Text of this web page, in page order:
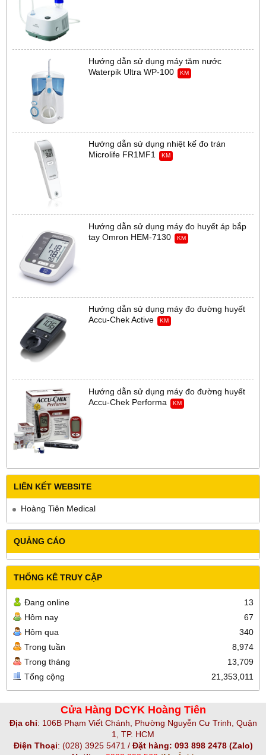
Hướng dẫn sử dụng máy tăm nước
Waterpik Ultra WP-100
KM
Hướng dẫn sử dụng nhiệt kế đo trán
Microlife FR1MF1
KM
Hướng dẫn sử dụng máy đo huyết áp bắp
tay Omron HEM-7130
KM
Hướng dẫn sử dụng máy đo đường huyết
Accu-Chek Active
KM
Hướng dẫn sử dụng máy đo đường huyết
Accu-Chek Performa
KM
LIÊN KẾT WEBSITE
Hoàng Tiên Medical
QUẢNG CÁO
THỐNG KÊ TRUY CẬP
Đang online
13
Hôm nay
67
Hôm qua
340
Trong tuần
8,974
Trong tháng
13,709
Tổng cộng
21,353,011
Cửa Hàng DCYK Hoàng Tiên
Địa chỉ: 106B Phạm Viết Chánh, Phường Nguyễn Cư Trinh, Quận
1, TP. HCM
Điện Thoại: (028) 3925 5471 / Đặt hàng: 093 898 2478 (Zalo)